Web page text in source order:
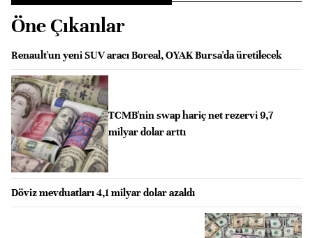
Öne Çıkanlar
Renault'un yeni SUV aracı Boreal, OYAK Bursa'da üretilecek
TCMB'nin swap hariç net rezervi 9,7
milyar dolar arttı
Döviz mevduatları 4,1 milyar dolar azaldı